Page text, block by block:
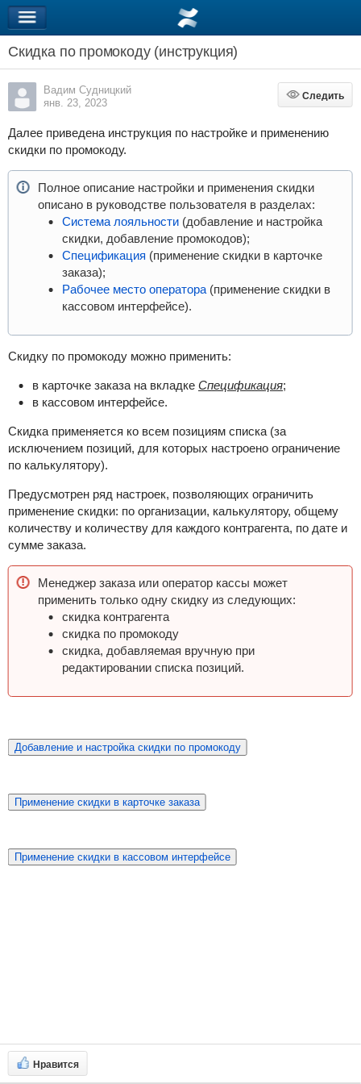
Скидка по промокоду (инструкция)
Вадим Судницкий
янв. 23, 2023
Следить
Следить
Далее приведена инструкция по настройке и применению
скидки по промокоду.
Полное описание настройки и применения скидки
описано в руководстве пользователя в разделах:
Система лояльности(добавление и настройка
скидки, добавление промокодов);
Спецификация (применение скидки в карточке
заказа);
Рабочее место оператора(применение скидки в
кассовом интерфейсе).
Скидку по промокоду можно применить:
в карточке заказа на вкладке Спецификация;
в кассовом интерфейсе.
Скидка применяется ко всем позициям списка (за
исключением позиций, для которых настроено ограничение
по калькулятору).
Предусмотрен ряд настроек, позволяющих ограничить
применение скидки: по организации, калькулятору, общему
количеству и количеству для каждого контрагента, по дате и
сумме заказа.
Менеджер заказа или оператор кассы может
применить только одну скидку из следующих:
скидка контрагента
скидка по промокоду
скидка, добавляемая вручную при
редактировании списка позиций.
Добавление и настройка скидки по промокоду
Применение скидки в карточке заказа
Применение скидки в кассовом интерфейсе
Нравится